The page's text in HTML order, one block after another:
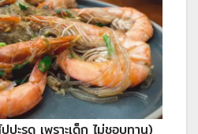
ปะรด เพราะเด็ก ไม่ชอบทาน)